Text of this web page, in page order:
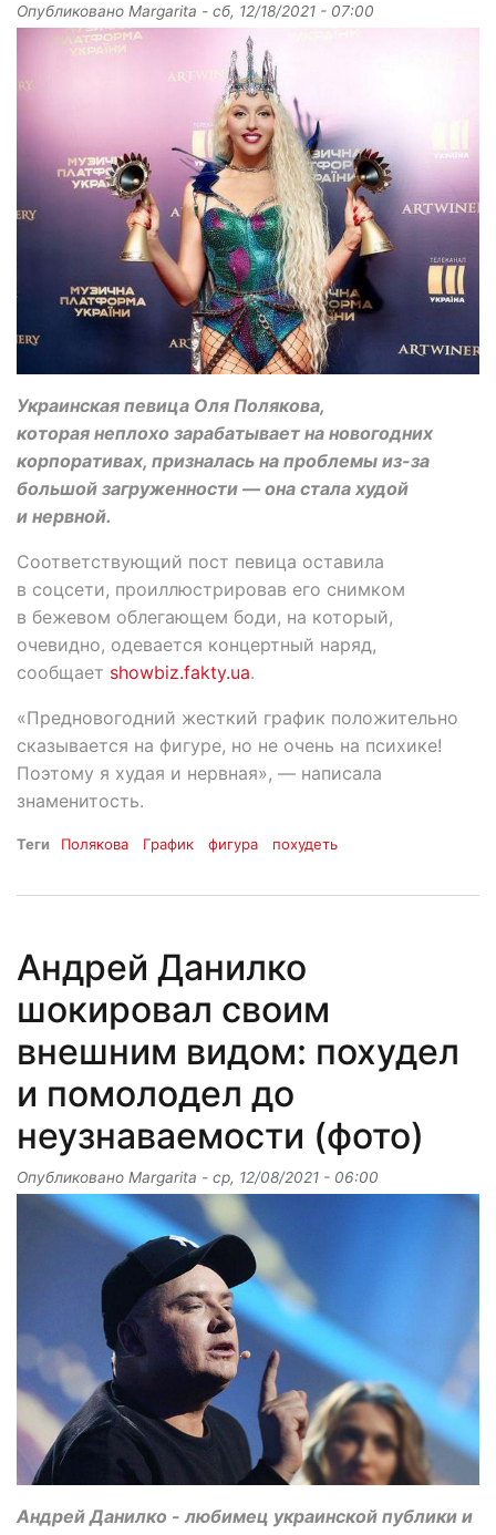
Опубликовано Margarita - сб, 12/18/2021 - 07:00
Украинская певица Оля Полякова,
которая неплохо зарабатывает на новогодних
корпоративах, призналась на проблемы из-за
большой загруженности — она стала худой
и нервной.
Соответствующий пост певица оставила
в соцсети, проиллюстрировав его снимком
в бежевом облегающем боди, на который,
очевидно, одевается концертный наряд,
сообщает showbiz.fakty.ua.
«Предновогодний жесткий график положительно
сказывается на фигуре, но не очень на психике!
Поэтому я худая и нервная», — написала
знаменитость.
Теги Полякова График фигура похудеть
Андрей Данилко
шокировал своим
внешним видом: похудел
и помолодел до
неузнаваемости (фото)
Опубликовано Margarita - ср, 12/08/2021 - 06:00
Андрей Данилко - любимец украинской публики и